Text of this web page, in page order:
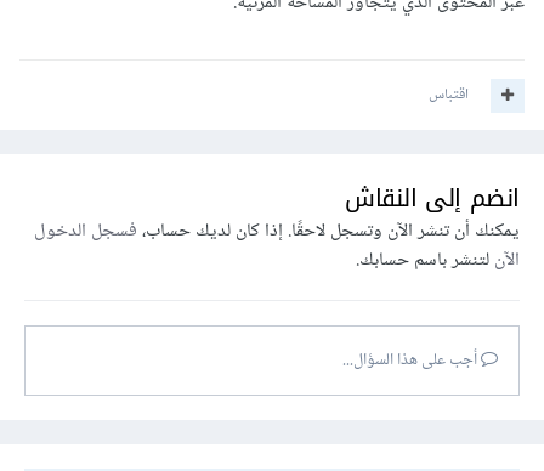
اقتباس
انضم إلى النقاش
يمكنك أن تنشر الآن وتسجل لاحقًا. إذا كان لديك حساب،فسجل الدخول
الآنلتنشر باسم حسابك.
أجب على هذا السؤال...